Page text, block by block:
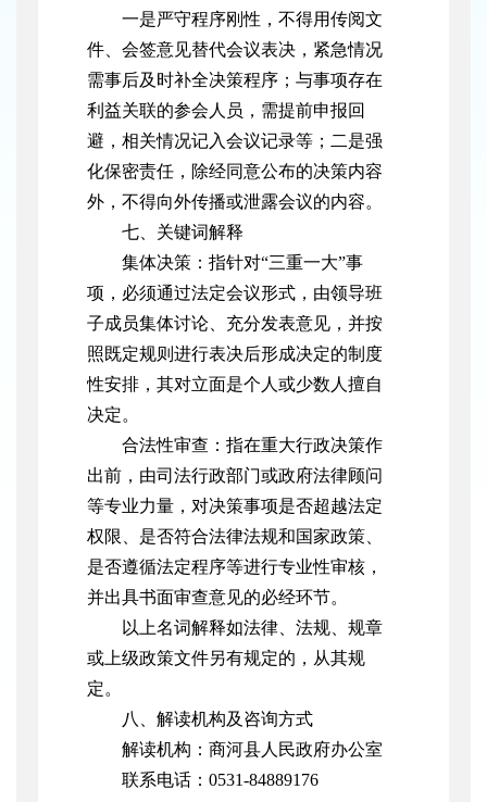
一是严守程序刚性，不得用传阅文
件、会签意见替代会议表决，紧急情况
需事后及时补全决策程序；与事项存在
利益关联的参会人员，需提前申报回
避，相关情况记入会议记录等；二是强
化保密责任，除经同意公布的决策内容
外，不得向外传播或泄露会议的内容。
七、关键词解释
集体决策：指针对“三重一大”事
项，必须通过法定会议形式，由领导班
子成员集体讨论、充分发表意见，并按
照既定规则进行表决后形成决定的制度
性安排，其对立面是个人或少数人擅自
决定。
合法性审查：指在重大行政决策作
出前，由司法行政部门或政府法律顾问
等专业力量，对决策事项是否超越法定
权限、是否符合法律法规和国家政策、
是否遵循法定程序等进行专业性审核，
并出具书面审查意见的必经环节。
以上名词解释如法律、法规、规章
或上级政策文件另有规定的，从其规
定。
八、解读机构及咨询方式
解读机构：商河县人民政府办公室
联系电话：0531-84889176